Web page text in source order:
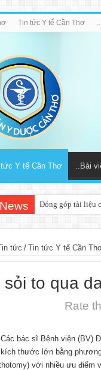
Tin tức Y tế Cần Thơ
Y tế Cần Thơ ..Bài
Đóng góp tài liệu
tức / Tin tức Y tế Cần
sỏi to qua
Rate
bác sĩ Bệnh viện (BV)
thước lớn bằng
với nhiều ưu